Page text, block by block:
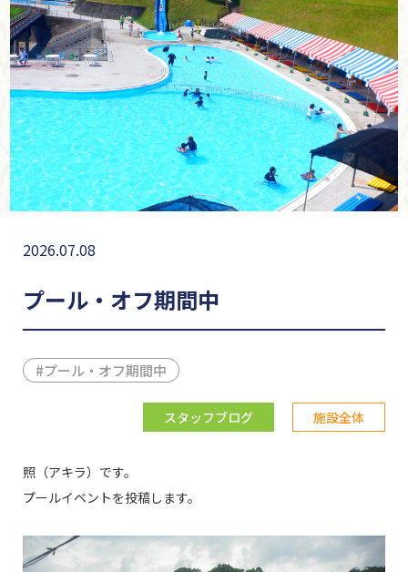
2026.07.08
プール・オフ期間中
#プール・オフ期間中
スタッフブログ 施設全体
照（アキラ）です。
プールイベントを投稿します。